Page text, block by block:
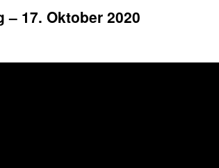
17. Oktober 2020